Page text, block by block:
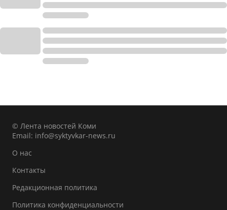
© Лента новостей Коми
Email: info@syktyvkar-news.ru
О нас
Контакты
Редакционная политика
Политика конфиденциальности